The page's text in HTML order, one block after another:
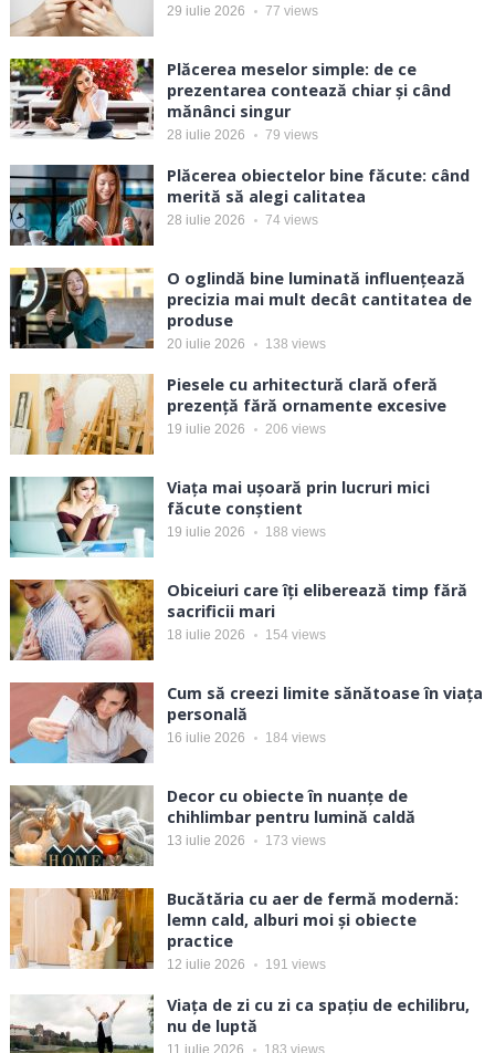
29 iulie 2026 77 views
Plăcerea meselor simple: de ce
prezentarea contează chiar și când
mănânci singur
28 iulie 2026 79 views
Plăcerea obiectelor bine făcute: când
merită să alegi calitatea
28 iulie 2026 74 views
O oglindă bine luminată influențează
precizia mai mult decât cantitatea de
produse
20 iulie 2026 138 views
Piesele cu arhitectură clară oferă
prezență fără ornamente excesive
19 iulie 2026 206 views
Viața mai ușoară prin lucruri mici
făcute conștient
19 iulie 2026 188 views
Obiceiuri care îți eliberează timp fără
sacrificii mari
18 iulie 2026 154 views
Cum să creezi limite sănătoase în viața
personală
16 iulie 2026 184 views
Decor cu obiecte în nuanțe de
chihlimbar pentru lumină caldă
13 iulie 2026 173 views
Bucătăria cu aer de fermă modernă:
lemn cald, alburi moi și obiecte
practice
12 iulie 2026 191 views
Viața de zi cu zi ca spațiu de echilibru,
nu de luptă